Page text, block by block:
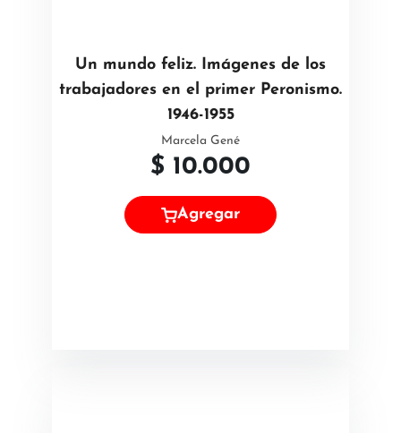
Un mundo feliz. Imágenes de los
trabajadores en el primer Peronismo.
1946-1955
Marcela Gené
$ 10.000
Agregar